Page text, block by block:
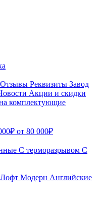
Отзывы Реквизиты Завод
Акции и скидки
комплектующие
от 80 000₽
С терморазрывом С
Лофт Модерн Английские